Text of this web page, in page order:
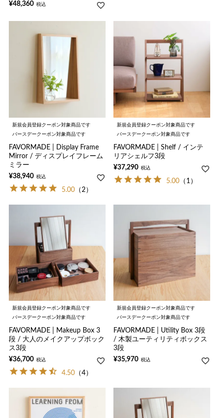
¥48,360 税込
新規会員登録クーポン対象商品です
バースデークーポン対象商品です
FAVORMADE | Display Frame
Mirror / ディスプレイフレーム
ミラー
¥38,940 税込
5.00 （2）
新規会員登録クーポン対象商品です
バースデークーポン対象商品です
FAVORMADE | Shelf / インテ
リアシェルフ3段
¥37,290 税込
5.00 （1）
新規会員登録クーポン対象商品です
バースデークーポン対象商品です
FAVORMADE | Makeup Box 3
段 / 大人のメイクアップボック
ス3段
¥36,700 税込
4.50 （4）
新規会員登録クーポン対象商品です
バースデークーポン対象商品です
FAVORMADE | Utility Box 3段
/ 木製ユーティリティボックス
3段
¥35,970 税込